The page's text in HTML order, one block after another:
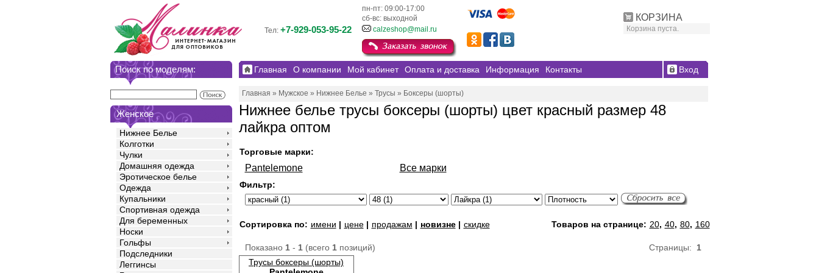
КОРЗИНА
Корзина пуста.
пн-пт: 09:00-17:00
сб-вс: выходной
Тел: +7-929-053-95-22 calzeshop@mail.ru
Поиск по моделям:
Женское
Нижнее Белье
Колготки
Чулки
Домашняя одежда
Эротическое белье
Одежда
Купальники
Спортивная одежда
Для беременных
Носки
Гольфы
Подследники
Леггинсы
Главная О компании Мой кабинет Оплата и доставка Информация Контакты Вход
Главная » Мужское » Нижнее Белье » Трусы » Боксеры (шорты)
Нижнее белье трусы боксеры (шорты) цвет красный размер 48
лайкра оптом
Торговые марки:
Pantelemone Все марки
Фильтр:
Сортировка по: имени | цене| продажам | новизне| скидке Товаров на странице: 20, 40, 80, 160
Страницы: 1
Показано 1- 1(всего 1позиций)
Трусы боксеры (шорты)